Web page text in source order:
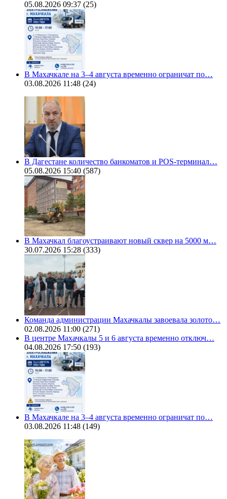
05.08.2026 09:37 (25)
В Махачкале на 3–4 августа временно ограничат по…
03.08.2026 11:48 (24)
В Дагестане количество банкоматов и POS-терминал…
05.08.2026 15:40 (587)
В Махачкал благоустраивают новый сквер на 5000 м…
30.07.2026 15:28 (333)
Команда администрации Махачкалы завоевала золото…
02.08.2026 11:00 (271)
В центре Махачкалы 5 и 6 августа временно отключ…
04.08.2026 17:50 (193)
В Махачкале на 3–4 августа временно ограничат по…
03.08.2026 11:48 (149)